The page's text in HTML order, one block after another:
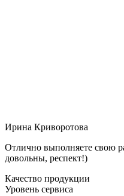
Ирина Криворотова
Отлично выполняете свою
довольны, респект!)
Качество продукции
Уровень сервиса